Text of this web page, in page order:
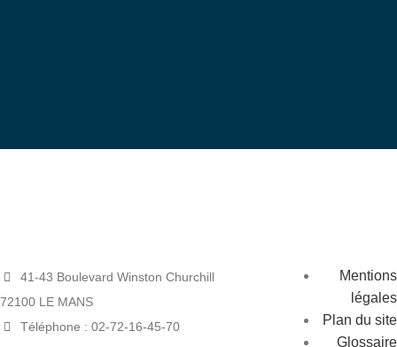
41-43 Boulevard Winston Churchill
72100 LE MANS
Téléphone : 02-72-16-45-70
Mentions
légales
Plan du site
Glossaire